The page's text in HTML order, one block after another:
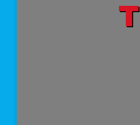
THE 雷楽1st album [GOLD]